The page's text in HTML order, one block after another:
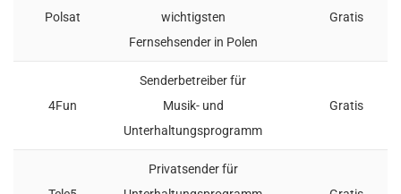
Polsat
wichtigsten
Fernsehsender in Polen
Gratis
4Fun
Senderbetreiber für
Musik- und
Unterhaltungsprogramm
Gratis
Privatsender für